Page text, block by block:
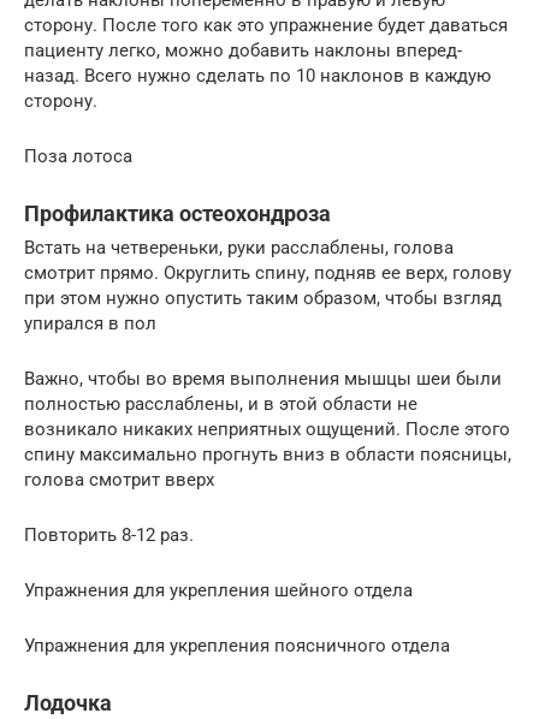
сторону. После того как это упражнение будет даваться
пациенту легко, можно добавить наклоны вперед-
назад. Всего нужно сделать по 10 наклонов в каждую
сторону.
Поза лотоса
Профилактика остеохондроза
Встать на четвереньки, руки расслаблены, голова
смотрит прямо. Округлить спину, подняв ее верх, голову
при этом нужно опустить таким образом, чтобы взгляд
упирался в пол
Важно, чтобы во время выполнения мышцы шеи были
полностью расслаблены, и в этой области не
возникало никаких неприятных ощущений. После этого
спину максимально прогнуть вниз в области поясницы,
голова смотрит вверх
Повторить 8-12 раз.
Упражнения для укрепления шейного отдела
Упражнения для укрепления поясничного отдела
Лодочка